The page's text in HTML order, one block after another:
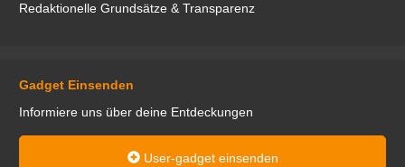
Redaktionelle Grundsätze & Transparenz
Gadget Einsenden
Informiere uns über deine Entdeckungen
User-gadget einsenden